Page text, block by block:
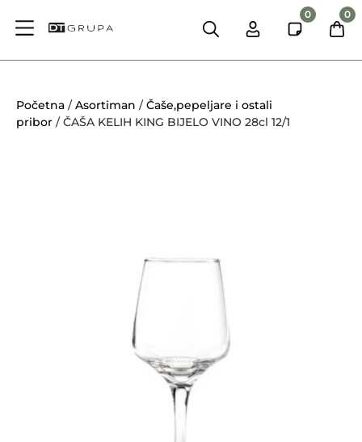
0 0
Početna /Asortiman /Čaše,pepeljare i ostali
pribor / ČAŠA KELIH KING BIJELO VINO 28cl 12/1